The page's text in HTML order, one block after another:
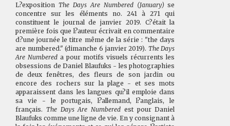
L?exposition The Days Are Numbered (January) se
concentre sur les éléments no. 241 à 271 qui
constituent le journal de janvier 2019. C?était la
première fois que l?auteur écrivait en commentaire
d?une journée le titre même de la série : "the days
are numbered." (dimanche 6 janvier 2019). The Days
Are Numbered a pour motifs visuels récurrents les
obsessions de Daniel Blaufuks - les photographies
de deux fenêtres, des fleurs de son jardin ou
encore des rochers sur la plage - et ses mots
apparaissent dans les langues qu?il emploie dans
sa vie - le portugais, l?allemand, l?anglais, le
français. The Days Are Numbered est pour Daniel
Blaufuks comme une ligne de vie. En y consignant à